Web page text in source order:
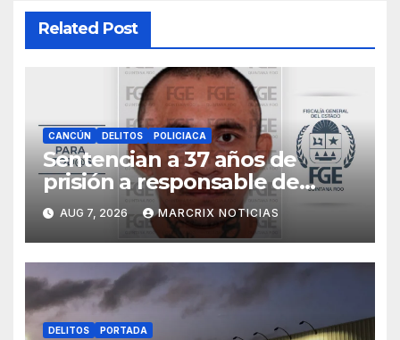
Related Post
CANCÚN DELITOS POLICIACA
Sentencian a 37 años de
prisión a responsable de
matar a una mujer cubana en
Cancún
AUG 7, 2026 MARCRIX NOTICIAS
DELITOS PORTADA